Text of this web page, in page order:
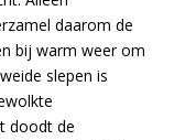
daarom de
bij warm weer om
slepen is
doodt de